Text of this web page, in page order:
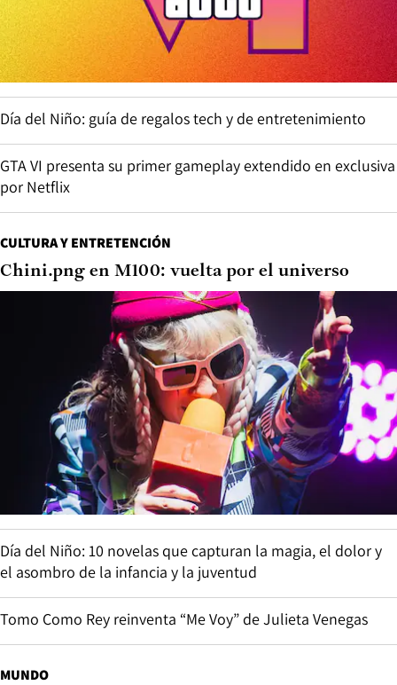
Día del Niño: guía de regalos tech y de entretenimiento
GTA VI presenta su primer gameplay extendido en exclusiva
por Netflix
CULTURA Y ENTRETENCIÓN
Chini.png en M100: vuelta por el universo
Día del Niño: 10 novelas que capturan la magia, el dolor y
el asombro de la infancia y la juventud
Tomo Como Rey reinventa “Me Voy” de Julieta Venegas
MUNDO